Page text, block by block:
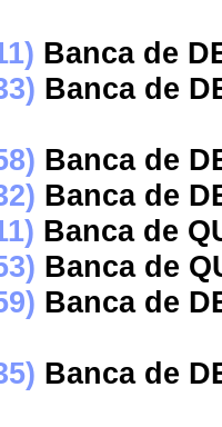
Banca de
Banca de
Banca de
Banca de
Banca de
Banca de
Banca de
Banca de